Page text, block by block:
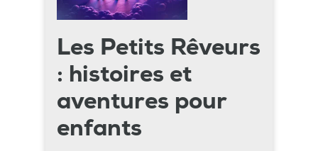
Les Petits Rêveurs
: histoires et
aventures pour
enfants